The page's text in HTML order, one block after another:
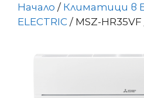
Начало / Климатици в
ELECTRIC / MSZ-